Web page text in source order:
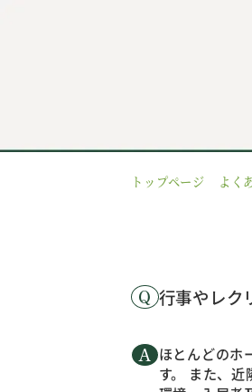
トップページ よく
行事やレク
ほとんどのホ
す。 また、